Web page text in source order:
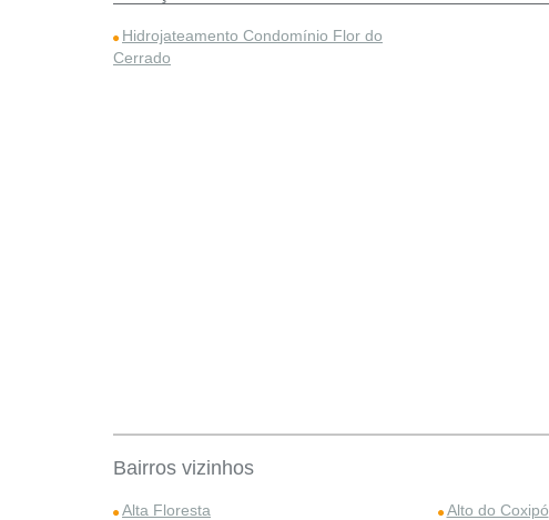
Hidrojateamento Condomínio Flor do
Cerrado
Bairros vizinhos
Alta Floresta Alto do Coxipó